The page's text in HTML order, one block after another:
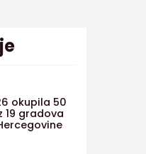
okupila 50
19 gradova